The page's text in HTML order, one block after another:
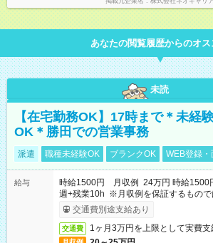
あなたの閲覧履歴からのオス
未読
【在宅勤務OK】17時まで＊未経
OK＊勝田での営業事務
派遣 職種未経験OK ブランクOK WEB登録・
給与
時給1500円 月収例 24万円 時給1500
週+残業10h ※月収例を保証するもの
受取りサービス利用可（利用条件有）
交通費別途支給あり
交通費 1ヶ月3万円を上限として実費支